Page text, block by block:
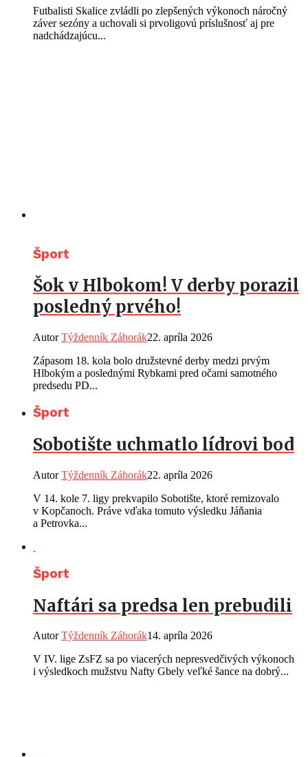
Futbalisti Skalice zvládli po zlepšených výkonoch náročný
záver sezóny a uchovali si prvoligovú príslušnosť aj pre
nadchádzajúcu...
Šport
Šok v Hlbokom! V derby porazil
posledný prvého!
AutorTýždenník Záhorák22. apríla 2026
Zápasom 18. kola bolo družstevné derby medzi prvým
Hlbokým a poslednými Rybkami pred očami samotného
predsedu PD...
Šport
Sobotište uchmatlo lídrovi bod
AutorTýždenník Záhorák22. apríla 2026
V 14. kole 7. ligy prekvapilo Sobotište, ktoré remizovalo
v Kopčanoch. Práve vďaka tomuto výsledku Jáňania
a Petrovka...
Šport
Naftári sa predsa len prebudili
AutorTýždenník Záhorák14. apríla 2026
V IV. lige ZsFZ sa po viacerých nepresvedčivých výkonoch
i výsledkoch mužstvu Nafty Gbely veľké šance na dobrý...